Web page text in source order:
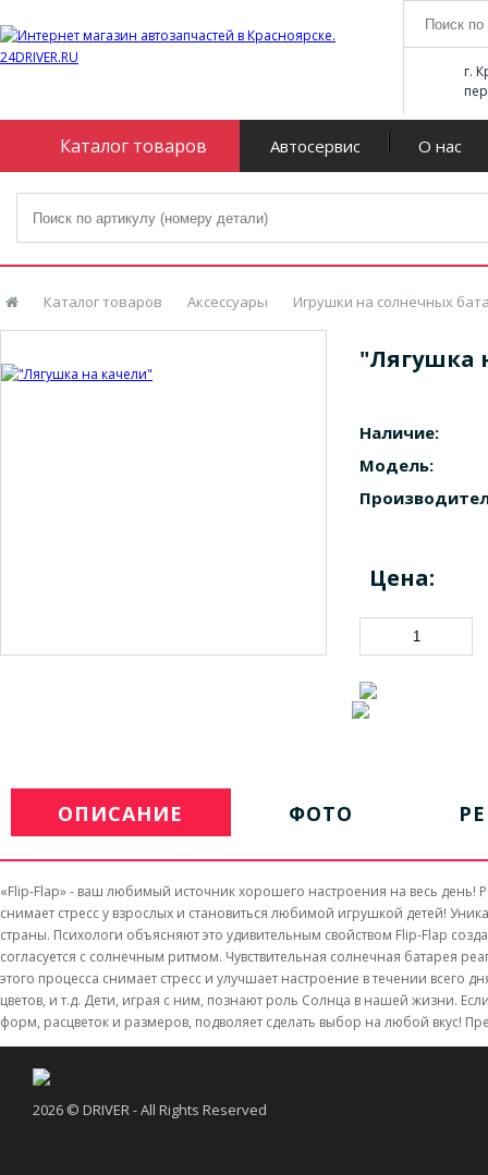
г.
Каталог товаров Автосервис О нас
Каталог товаров Аксессуары Игрушки на солнечных
"Лягушка
Наличие:
Модель:
Цена:
ОПИСАНИЕ ФОТО
«Flip-Flap» - ваш любимый источник хорошего настроения на весь день!
снимает стресс у взрослых и становиться любимой игрушкой детей!
страны. Психологи объясняют это удивительным свойством Flip-Flap
согласуется с солнечным ритмом. Чувствительная солнечная батарея
этого процесса снимает стресс и улучшает настроение в течении
цветов, и т.д. Дети, играя с ним, познают роль Солнца в нашей жизни.
форм, расцветок и размеров, подволяет сделать выбор на любой вкус!
2026 © DRIVER - All Rights Reserved